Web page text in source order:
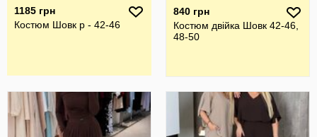
1185 грн
Костюм Шовк р - 42-46
840 грн
Костюм двійка Шовк 42-46,
48-50